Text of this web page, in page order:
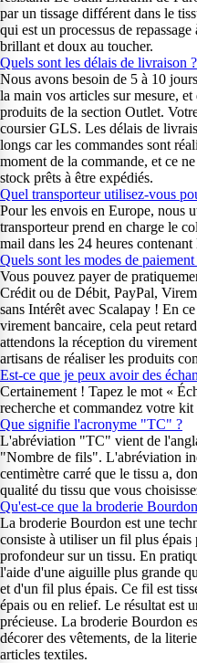
par un tissage différent dans le
qui est un processus de
brillant et doux au toucher.
Quels sont les délais de livraison ?
Nous avons besoin de 5 à 10
la main vos articles sur mesure,
produits de la section Outlet.
coursier GLS. Les délais de
longs car les commandes sont
moment de la commande, et ce
stock prêts à être expédiés.
Quel transporteur utilisez-vous
Pour les envois en Europe, nous
transporteur prend en charge le
mail dans les 24 heures
Quels sont les modes de paiement
Vous pouvez payer de
Crédit ou de Débit, PayPal,
sans Intérêt avec Scalapay ! En
virement bancaire, cela peut
attendons la réception du
artisans de réaliser les produits
Est-ce que je peux avoir des
Certainement ! Tapez le mot «
recherche et commandez votre
Que signifie l'acronyme "TC" ?
L'abréviation "TC" vient de
"Nombre de fils". L'abréviation
centimètre carré que le tissu a,
qualité du tissu que vous
Qu'est-ce que la broderie
La broderie Bourdon est une
consiste à utiliser un fil plus
profondeur sur un tissu. En
l'aide d'une aiguille plus grande
et d'un fil plus épais. Ce fil est
épais ou en relief. Le résultat est
précieuse. La broderie Bourdon
décorer des vêtements, de la
articles textiles.